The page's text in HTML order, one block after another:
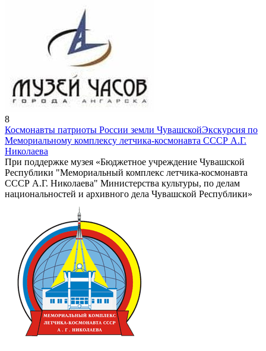
8
Космонавты патриоты России земли ЧувашскойЭкскурсия по
Мемориальному комплексу летчика-космонавта СССР А.Г.
Николаева
При поддержке музея «Бюджетное учреждение Чувашской
Республики "Мемориальный комплекс летчика-космонавта
СССР А.Г. Николаева" Министерства культуры, по делам
национальностей и архивного дела Чувашской Республики»